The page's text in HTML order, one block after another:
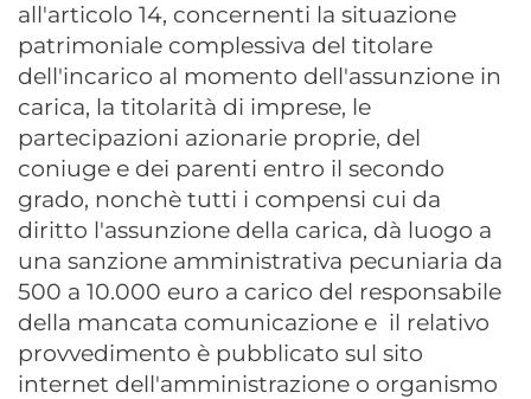
all'articolo 14, concernenti la situazione
patrimoniale complessiva del titolare
dell'incarico al momento dell'assunzione in
carica, la titolarità di imprese, le
partecipazioni azionarie proprie, del
coniuge e dei parenti entro il secondo
grado, nonchè tutti i compensi cui da
diritto l'assunzione della carica, dà luogo a
una sanzione amministrativa pecuniaria da
500 a 10.000 euro a carico del responsabile
della mancata comunicazione e il relativo
provvedimento è pubblicato sul sito
internet dell'amministrazione o organismo